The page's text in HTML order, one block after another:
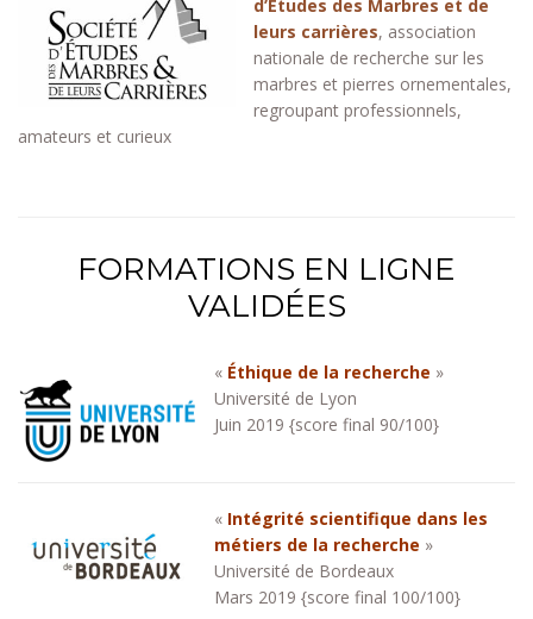
d’Etudes des Marbres et de
leurs carrières, association
nationale de recherche sur les
marbres et pierres ornementales,
regroupant professionnels,
amateurs et curieux
FORMATIONS EN LIGNE
VALIDÉES
« Éthique de la recherche »
Université de Lyon
Juin 2019 {score final 90/100}
« Intégrité scientifique dans les
métiers de la recherche »
Université de Bordeaux
Mars 2019 {score final 100/100}